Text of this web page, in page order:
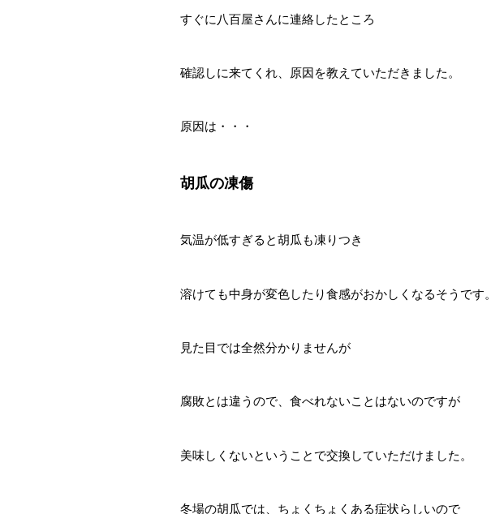
すぐに八百屋さんに連絡したところ
確認しに来てくれ、原因を教えていただきました。
原因は・・・
胡瓜の凍傷
気温が低すぎると胡瓜も凍りつき
溶けても中身が変色したり食感がおかしくなるそうです。
見た目では全然分かりませんが
腐敗とは違うので、食べれないことはないのですが
美味しくないということで交換していただけました。
冬場の胡瓜では、ちょくちょくある症状らしいので